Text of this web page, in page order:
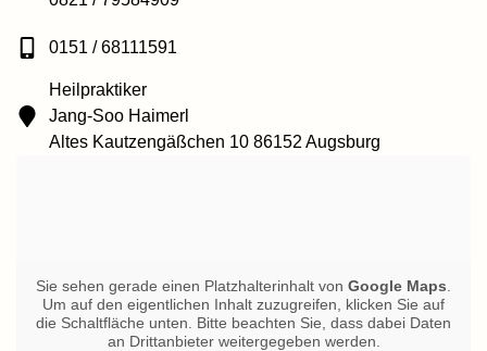
0151 / 68111591
Heilpraktiker
Jang-Soo Haimerl
Altes Kautzengäßchen 10 86152 Augsburg
Sie sehen gerade einen Platzhalterinhalt von Google Maps
Um auf den eigentlichen Inhalt zuzugreifen, klicken Sie auf
die Schaltfläche unten. Bitte beachten Sie, dass dabei Daten
an Drittanbieter weitergegeben werden.